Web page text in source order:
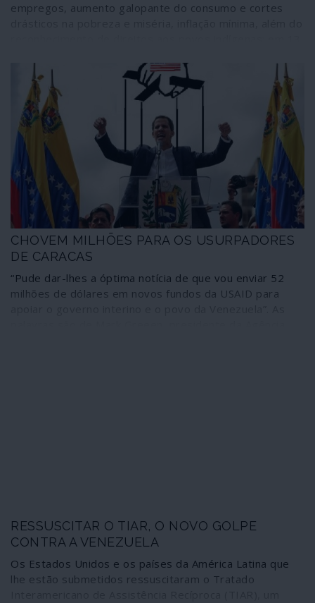
empregos, aumento galopante do consumo e cortes
que a Bolívia não teve em 500 anos. Agora é hora do
povo escolher entre o reforço dessa nova dignidade e o
regresso a um passado de trevas.
CHOVEM MILHÕES PARA OS USURPADORES
DE CARACAS
“Pude dar-lhes a óptima notícia de que vou enviar 52
milhões de dólares em novos fundos da USAID para
RESSUSCITAR O TIAR, O NOVO GOLPE
CONTRA A VENEZUELA
Os Estados Unidos e os países da América Latina que
lhe estão submetidos ressuscitaram o Tratado